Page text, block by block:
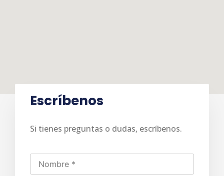
Escríbenos
Si tienes preguntas o dudas, escríbenos.